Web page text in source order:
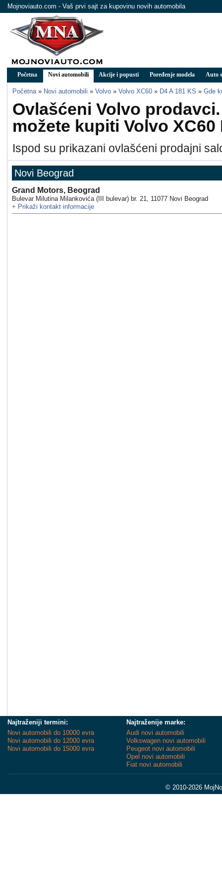
Mojnoviauto.com - Vaš prvi sajt za kupovinu novih automobila
Početna Novi automobili Akcije i popusti Poređenje modela Auto
Početna » Novi automobili » Volvo » Volvo XC60 » D4 A 181 KS » Gde
Ovlašćeni Volvo
možete kupiti Volvo XC60
Ispod su prikazani ovlašćeni prodajni
Novi Beograd
Grand Motors, Beograd
Bulevar Milutina Milankovića (III bulevar) br. 21, 11077 Novi Beograd
+ Prikaži kontakt informacije
Najtraženiji termini:
Novi automobili do 10000 evra
Novi automobili do 12000 evra
Novi automobili do 15000 evra
Najtraženije marke:
Audi novi automobili
Volkswagen novi automobili
Peugeot novi automobili
Opel novi automobili
Fiat novi automobili
© 2010-2026